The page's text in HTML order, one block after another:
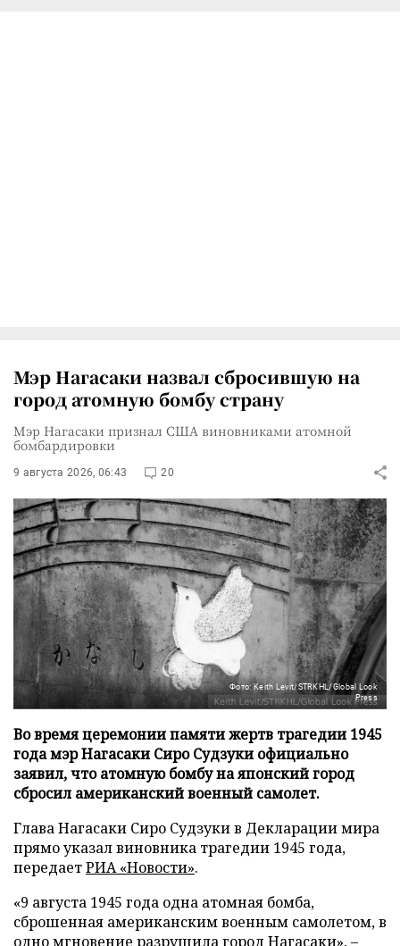
Мэр Нагасаки назвал сбросившую на
город атомную бомбу страну
Мэр Нагасаки признал США виновниками атомной
бомбардировки
9 августа 2026, 06:43 20
Фото: Keith Levit/STRKHL/Global Look
Press
Во время церемонии памяти жертв трагедии 1945
года мэр Нагасаки Сиро Судзуки официально
заявил, что атомную бомбу на японский город
сбросил американский военный самолет.
Глава Нагасаки Сиро Судзуки в Декларации мира
прямо указал виновника трагедии 1945 года,
передаетРИА «Новости».
«9 августа 1945 года одна атомная бомба,
сброшенная американским военным самолетом, в
одно мгновение разрушила город Нагасаки», –